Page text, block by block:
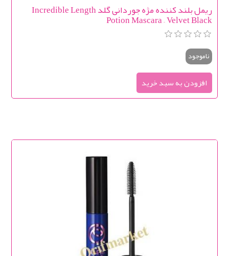
ریمل بلند کننده مژه جوردانی گلد Incredible Length
Potion Mascara – Velvet Black
ناموجود